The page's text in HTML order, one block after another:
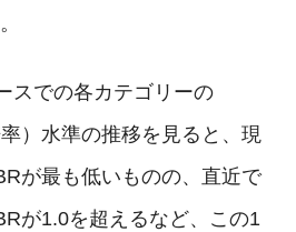
スでの各カテゴリーの
）水準の推移を見ると、現
が最も低いものの、直近で
が1.0を超えるなど、この1